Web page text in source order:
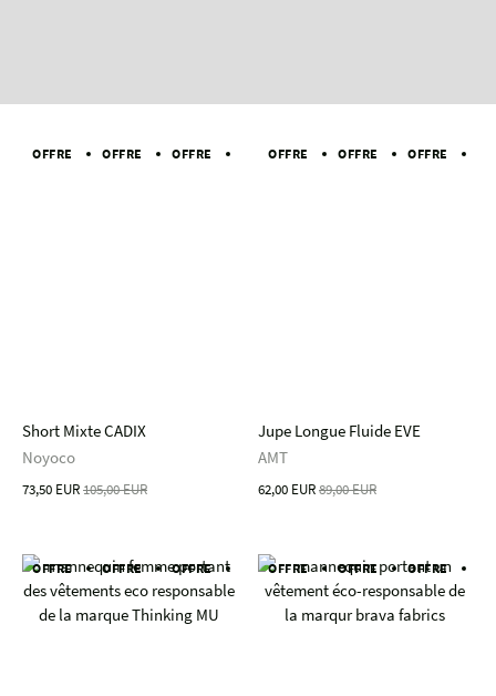
OFFRE OFFRE OFFRE OFFRE OFFRE OFFRE OFFRE
Short Mixte CADIX
Noyoco
73,50 EUR105,00 EUR
OFFRE OFFRE OFFRE
Jupe Longue Fluide EVE
AMT
62,00 EUR89,00 EUR
OFFRE OFFRE OFFRE OFFRE OFFRE OFFRE OFFRE
OFFRE OFFRE OFFRE